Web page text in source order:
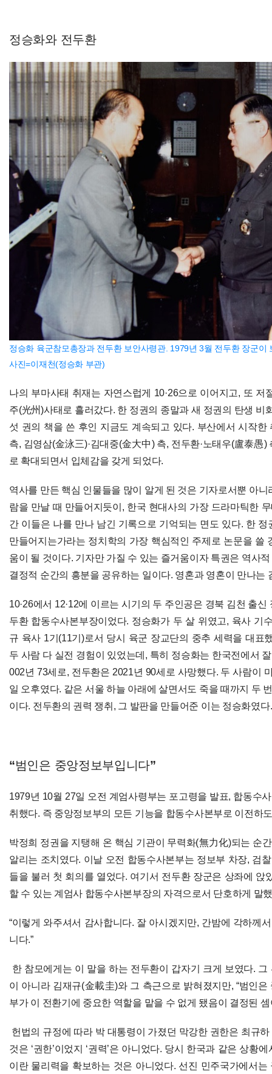
정승화와 전두환
정승화 육군참모총장과 전두환 보안사령관. 1979년 3월 전두환 장군이
사진=이재천(정승화 부관)
나의 부마사태 취재는 자연스럽게 10·26으로 이어지고, 또 저
주(光州)사태로 흘러갔다. 한 정권의 종말과 새 정권의 탄생 비
섯 권의 책을 쓴 후인 지금도 계속되고 있다. 부산에서 시작
측, 김영삼(金泳三)·김대중(金大中) 측, 전두환·노태우(盧泰愚
로 확대되면서 입체감을 갖게 되었다.
역사를 만든 핵심 인물들을 많이 알게 된 것은 기자로서뿐 아
람을 만날 때 만들어지듯이, 한국 현대사의 가장 드라마틱한
간 이들은 나를 만나 남긴 기록으로 기억되는 면도 있다. 한
만들어지는가라는 정치학의 가장 핵심적인 주제로 논문을 쓸
움이 될 것이다. 기자만 가질 수 있는 즐거움이자 특권은 역사
결정적 순간의 흥분을 공유하는 일이다. 영혼과 영혼이 만나는
10·26에서 12·12에 이르는 시기의 두 주인공은 경북 김천 출
두환 합동수사본부장이었다. 정승화가 두 살 위였고, 육사 기
규 육사 1기(11기)로서 당시 육군 장교단의 중추 세력을 대표
두 사람 다 실전 경험이 있었는데, 특히 정승화는 한국전에서
002년 73세로, 전두환은 2021년 90세로 사망했다. 두 사람이
일 오후였다. 같은 서울 하늘 아래에 살면서도 죽을 때까지 두
이다. 전두환의 권력 쟁취, 그 발판을 만들어준 이는 정승화였다.
“범인은 중앙정보부입니다”
1979년 10월 27일 오전 계엄사령부는 포고령을 발표, 합동수
취했다. 즉 중앙정보부의 모든 기능을 합동수사본부로 이전하
박정희 정권을 지탱해 온 핵심 기관이 무력화(無力化)되는 순
알리는 조치였다. 이날 오전 합동수사본부는 정보부 차장, 검
들을 불러 첫 회의를 열었다. 여기서 전두환 장군은 상좌에 앉
할 수 있는 계엄사 합동수사본부장의 자격으로서 단호하게 말
“이렇게 와주셔서 감사합니다. 잘 아시겠지만, 간밤에 각하께
니다.”
한 참모에게는 이 말을 하는 전두환이 갑자기 크게 보였다.
이 아니라 김재규(金載圭)와 그 측근으로 밝혀졌지만, “범인
부가 이 전환기에 중요한 역할을 맡을 수 없게 됐음이 결정된
헌법의 규정에 따라 박 대통령이 가졌던 막강한 권한은 최규
것은 ‘권한’이었지 ‘권력’은 아니었다. 당시 한국과 같은 상황
이란 물리력을 확보하는 것은 아니었다. 선진 민주국가에서